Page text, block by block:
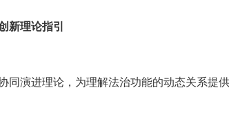
新理论指引
演进理论，为理解法治功能的动态关系提